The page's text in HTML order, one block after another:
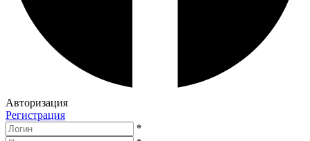
Авторизация
Регистрация
*